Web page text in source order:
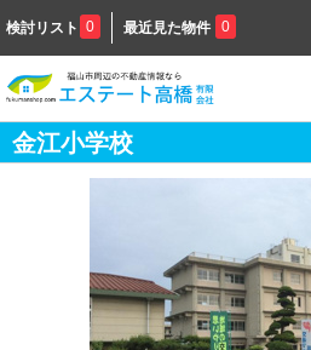
検討リスト 0 最近見た物件 0
金江小学校